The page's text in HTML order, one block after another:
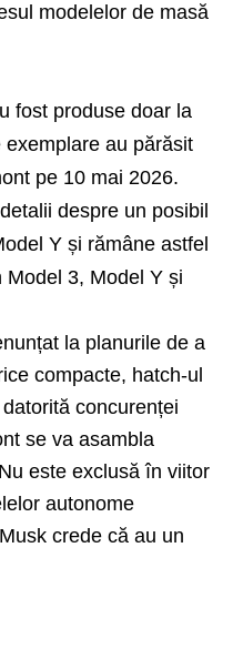
modelelor de masă
fost produse doar la
au părăsit
pe 10 mai 2026.
despre un posibil
Y și rămâne astfel
3, Model Y și
la planurile de a
compacte, hatch-ul
concurenței
se va asambla
este exclusă în viitor
autonome
crede că au un